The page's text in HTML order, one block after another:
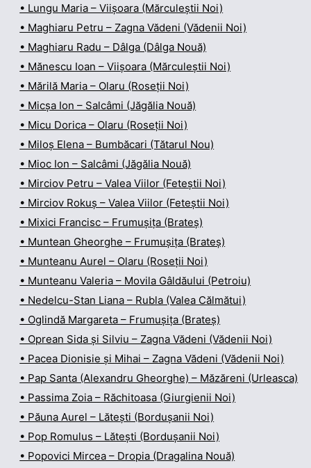
• Lungu Maria – Viișoara (Mărculeștii Noi)
• Maghiaru Petru – Zagna Vădeni (Vădenii Noi)
• Maghiaru Radu – Dâlga (Dâlga Nouă)
• Mănescu Ioan – Viișoara (Mărculeștii Noi)
• Mărilă Maria – Olaru (Roseții Noi)
• Micșa Ion – Salcâmi (Jăgălia Nouă)
• Micu Dorica – Olaru (Roseții Noi)
• Miloș Elena – Bumbăcari (Tătarul Nou)
• Mioc Ion – Salcâmi (Jăgălia Nouă)
• Mirciov Petru – Valea Viilor (Feteștii Noi)
• Mirciov Rokuș – Valea Viilor (Feteștii Noi)
• Mixici Francisc – Frumușița (Brateș)
• Muntean Gheorghe – Frumușița (Brateș)
• Munteanu Aurel – Olaru (Roseții Noi)
• Munteanu Valeria – Movila Gâldăului (Petroiu)
• Nedelcu-Stan Liana – Rubla (Valea Călmătui)
• Oglindă Margareta – Frumușița (Brateș)
• Oprean Sida și Silviu – Zagna Vădeni (Vădenii Noi)
• Pacea Dionisie și Mihai – Zagna Vădeni (Vădenii Noi)
• Pap Santa (Alexandru Gheorghe) – Măzăreni (Urleasca)
• Passima Zoia – Răchitoasa (Giurgienii Noi)
• Păuna Aurel – Lătești (Bordușanii Noi)
• Pop Romulus – Lătești (Bordușanii Noi)
• Popovici Mircea – Dropia (Dragalina Nouă)